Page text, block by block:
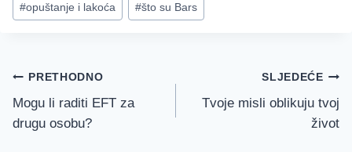
#opuštanje i lakoća #što su Bars
Navigacija
objava
PRETHODNO
Mogu li raditi EFT za
drugu osobu?
SLJEDEĆE
Tvoje misli oblikuju tvoj
život